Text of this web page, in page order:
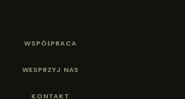
WSPÓŁPRACA
WESPRZYJ NAS
KONTAKT